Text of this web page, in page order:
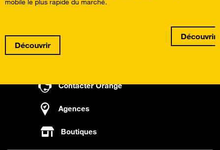
mobile le plus rapide du marché.
Découvrir
Découvrir
Contacter Orange
Agences
Boutiques